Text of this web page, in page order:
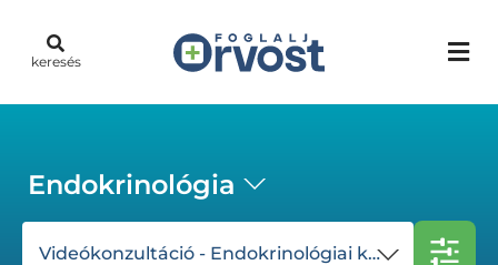
keresés
Endokrinológia
Videókonzultáció - Endokrinológiai kontroll vizsgálat